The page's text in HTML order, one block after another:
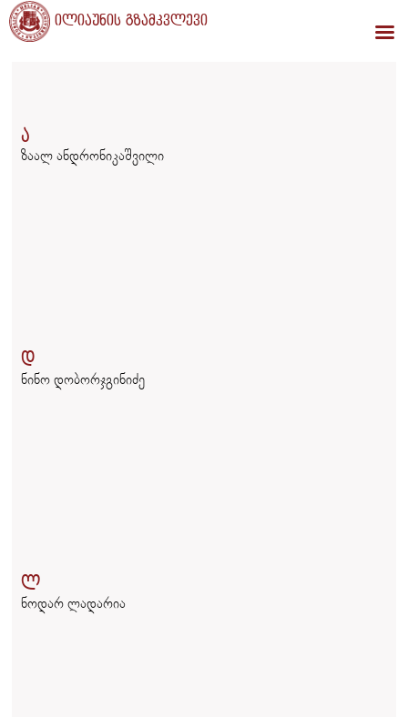
ილიაუნის გზამკვლევი
ა
ზაალ ანდრონიკაშვილი
დ
ნინო დობორჯგინიძე
ლ
ნოდარ ლადარია